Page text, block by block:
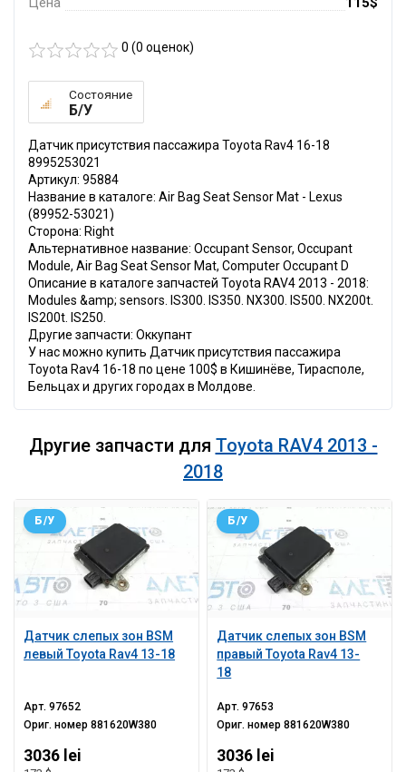
0 (0 оценок)
Состояние
Б/У
Датчик присутствия пассажира Toyota Rav4 16-18
8995253021
Артикул: 95884
Название в каталоге: Air Bag Seat Sensor Mat - Lexus
(89952-53021)
Сторона: Right
Альтернативное название: Occupant Sensor, Occupant
Module, Air Bag Seat Sensor Mat, Computer Occupant D
Описание в каталоге запчастей Toyota RAV4 2013 - 2018:
Modules &amp; sensors. IS300. IS350. NX300. IS500. NX200t.
IS200t. IS250.
Другие запчасти: Оккупант
У нас можно купить Датчик присутствия пассажира
Toyota Rav4 16-18 по цене 100$ в Кишинёве, Тирасполе,
Бельцах и других городах в Молдове.
Другие запчасти для Toyota RAV4 2013 -
2018
Датчик слепых зон BSM
левый Toyota Rav4 13-18
Б/У
Арт.97652
Ориг. номер881620W380
3036 lei
Датчик слепых зон BSM
правый Toyota Rav4 13-
18
Б/У
Арт.97653
Ориг. номер881620W380
3036 lei